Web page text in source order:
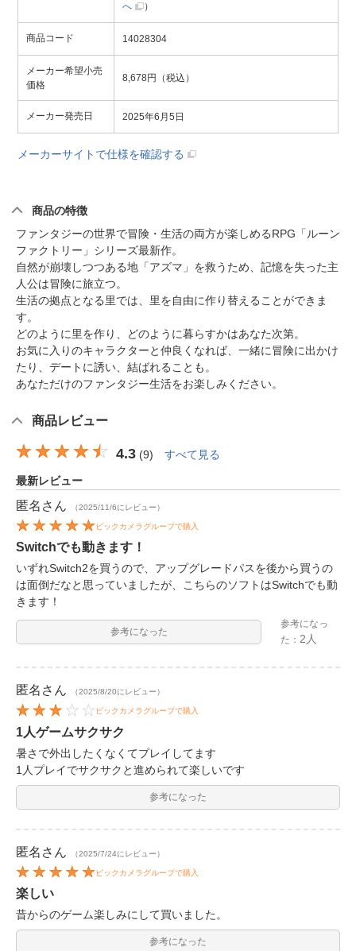
へ ）
商品コード 14028304
メーカー希望小売
価格
8,678円（税込）
メーカー発売日 2025年6月5日
メーカーサイトで仕様を確認する
商品の特徴
ファンタジーの世界で冒険・生活の両方が楽しめるRPG「ルーン
ファクトリー」シリーズ最新作。
自然が崩壊しつつある地「アズマ」を救うため、記憶を失った主
人公は冒険に旅立つ。
生活の拠点となる里では、里を自由に作り替えることができま
す。
どのように里を作り、どのように暮らすかはあなた次第。
お気に入りのキャラクターと仲良くなれば、一緒に冒険に出かけ
たり、デートに誘い、結ばれることも。
あなただけのファンタジー生活をお楽しみください。
商品レビュー
4.3 (9) すべて見る
最新レビュー
匿名 さん （2025/11/6にレビュー）
ビックカメラグループで購入
Switchでも動きます！
いずれSwitch2を買うので、アップグレードパスを後から買うの
は面倒だなと思っていましたが、こちらのソフトはSwitchでも動
きます！
参考になった
参考になっ
た：2人
匿名 さん （2025/8/20にレビュー）
ビックカメラグループで購入
1人ゲームサクサク
暑さで外出したくなくてプレイしてます
1人プレイでサクサクと進められて楽しいです
参考になった
匿名 さん （2025/7/24にレビュー）
ビックカメラグループで購入
楽しい
昔からのゲーム楽しみにして買いました。
参考になった